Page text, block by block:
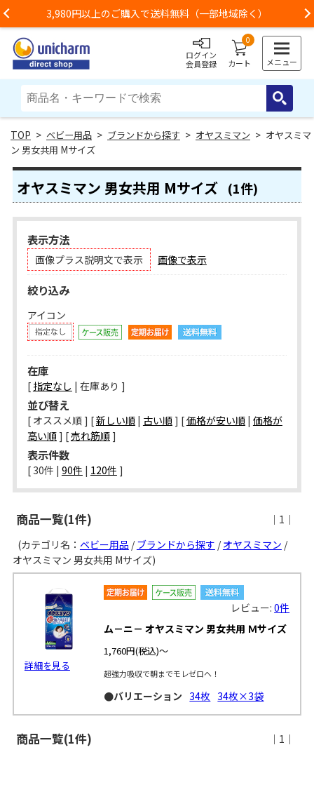
Previous3,980円以上のご購入で送料無料（一部地域除く）
ログイン
会員登録
0
カート メニュー
> ベビー用品 > ブランドから探す > オヤスミマン > オヤスミマ
ン 男女共用 Mサイズ
オヤスミマン 男女共用 Mサイズ (1件)
表示方法
画像プラス説明文で表示 画像で表示
絞り込み
アイコン
在庫
[ 指定なし | 在庫あり ]
並び替え
[ オススメ順 ] [新しい順| 古い順] [価格が安い順| 価格が
高い順] [売れ筋順]
表示件数
[ 30件 | 90件 | 120件 ]
商品一覧(1件)
｜1｜
(カテゴリ名： ベビー用品 /ブランドから探す /オヤスミマン /
オヤスミマン 男女共用 Mサイズ)
詳細を見る
レビュー:0件
ム－ニ－ オヤスミマン 男女共用 Ｍサイズ
1,760円(税込)～
超強力吸収で朝までモレゼロへ！
●バリエーション 34枚 34枚×3袋
商品一覧(1件) ｜1｜